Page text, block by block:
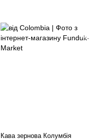
Кава зернова Колумбія